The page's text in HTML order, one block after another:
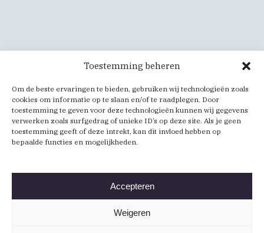
Toestemming beheren
Om de beste ervaringen te bieden, gebruiken wij technologieën zoals
cookies om informatie op te slaan en/of te raadplegen. Door
toestemming te geven voor deze technologieën kunnen wij gegevens
verwerken zoals surfgedrag of unieke ID’s op deze site. Als je geen
toestemming geeft of deze intrekt, kan dit invloed hebben op
bepaalde functies en mogelijkheden.
Accepteren
Weigeren